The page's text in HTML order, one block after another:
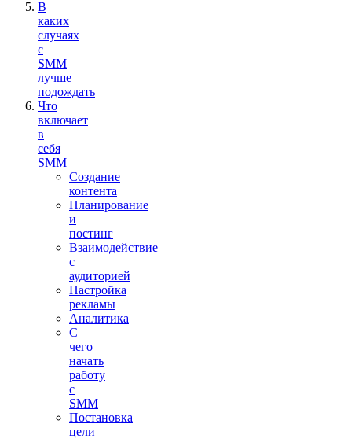
В
каких
случаях
с
SMM
лучше
подождать
Что
включает
в
себя
SMM
Создание
контента
Планирование
и
постинг
Взаимодействие
с
аудиторией
Настройка
рекламы
Аналитика
С
чего
начать
работу
с
SMM
Постановка
цели